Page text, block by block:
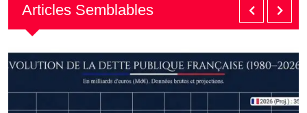
Articles Semblables